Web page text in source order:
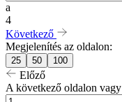
a
4
Következő
Megjelenítés az oldalon:
25 50 100
Előző
A következő oldalon vagy